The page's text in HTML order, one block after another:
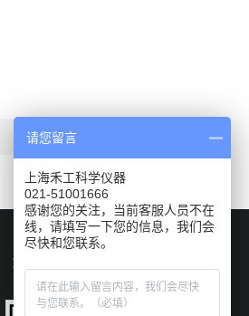
关注我们
请您留言
上海禾工科学仪器
021-51001666
感谢您的关注，当前客服人员不在
线，请填写一下您的信息，我们会
尽快和您联系。